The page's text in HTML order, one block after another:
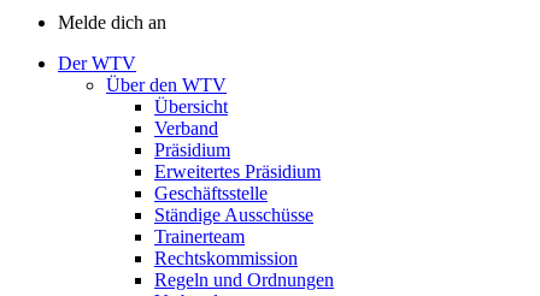
Melde dich an
Der WTV
Über den WTV
Übersicht
Verband
Präsidium
Erweitertes Präsidium
Geschäftsstelle
Ständige Ausschüsse
Trainerteam
Rechtskommission
Regeln und Ordnungen